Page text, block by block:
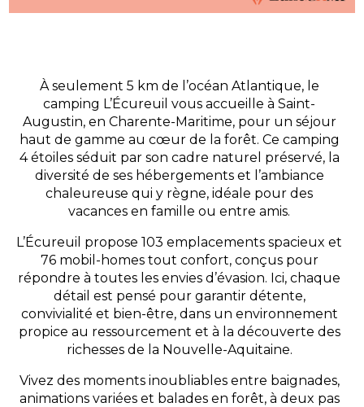
À seulement 5 km de l’océan Atlantique, le
camping L’Écureuil vous accueille à Saint-
Augustin, en Charente-Maritime, pour un séjour
haut de gamme au cœur de la forêt. Ce camping
4 étoiles séduit par son cadre naturel préservé, la
diversité de ses hébergements et l’ambiance
chaleureuse qui y règne, idéale pour des
vacances en famille ou entre amis.
L’Écureuil propose 103 emplacements spacieux et
76 mobil-homes tout confort, conçus pour
répondre à toutes les envies d’évasion. Ici, chaque
détail est pensé pour garantir détente,
convivialité et bien-être, dans un environnement
propice au ressourcement et à la découverte des
richesses de la Nouvelle-Aquitaine.
Vivez des moments inoubliables entre baignades,
animations variées et balades en forêt, à deux pas